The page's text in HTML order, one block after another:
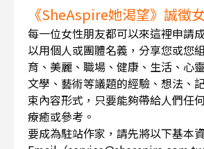
《SheAspire她渴望》誠徵
每一位女性朋友都可以來這裡申請
以用個人或團體名義，分享您或您
育、美麗、職場、健康、生活、心
文學、藝術等議題的經驗、想法、
束內容形式，只要能夠帶給人們任
療癒或參考。
要成為駐站作家，請先將以下基本